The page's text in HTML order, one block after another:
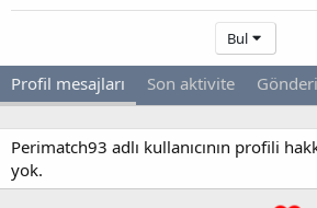
Bul
Profil mesajları Son aktivite
Perimatch93 adlı kullanıcının profili
yok.